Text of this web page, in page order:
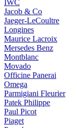
IWC
Jacob & Co
Jaeger-LeCoultre
Longines
Maurice Lacroix
Mersedes Benz
Montblanc
Movado
Officine Panerai
Omega
Parmigiani Fleurier
Patek Philippe
Paul Picot
Piaget